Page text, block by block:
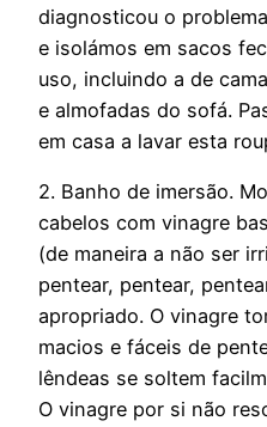
diagnosticou o
e isolámos em sacos
uso, incluindo a de
e almofadas do sofá.
em casa a lavar esta
2. Banho de imersão.
cabelos com vinagre
(de maneira a não ser
pentear, pentear,
apropriado. O vinagre
macios e fáceis de
lêndeas se soltem
O vinagre por si não